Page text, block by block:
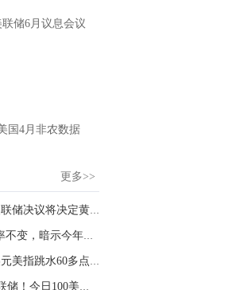
黄金多，看到什
经号主页：
止损多少 老师
联储6月议息会议
国4月非农数据
更多>>
黄金交易提醒：美国CPI和美联储决议将决定黄金...
【黄金收市】美联储维持利率不变，暗示今年将降...
美CPI降温，黄金飙升逾20美元美指跳水60多点，...
黄金撞上王炸组合：CPI+美联储！今日100美元暴...